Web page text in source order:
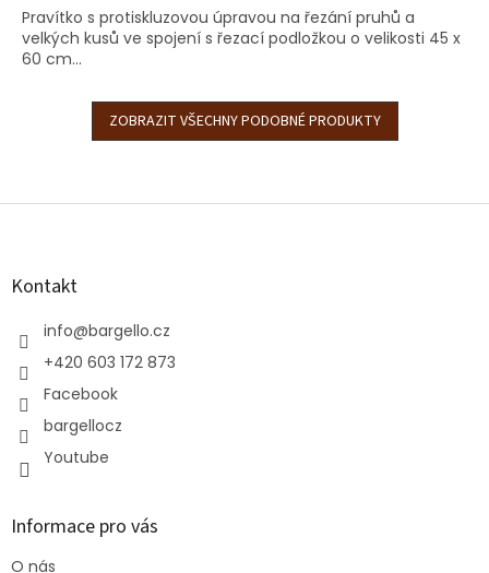
Pravítko s protiskluzovou úpravou na řezání pruhů a
velkých kusů ve spojení s řezací podložkou o velikosti 45 x
60 cm...
ZOBRAZIT VŠECHNY PODOBNÉ PRODUKTY
Z
Kontakt
info@bargello.cz
+420 603 172 873
Facebook
bargellocz
Youtube
Informace pro vás
O nás